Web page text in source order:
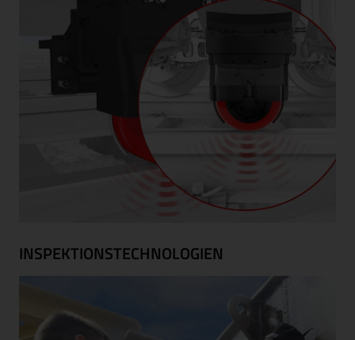
INSPEKTIONSTECHNOLOGIEN